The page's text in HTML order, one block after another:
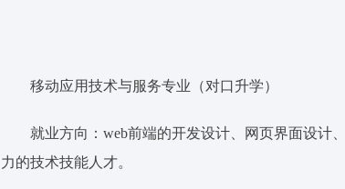
移动应用技术与服务专业（对口升学）
就业方向：web前端的开发设计、网页界面设计
力的技术技能人才。